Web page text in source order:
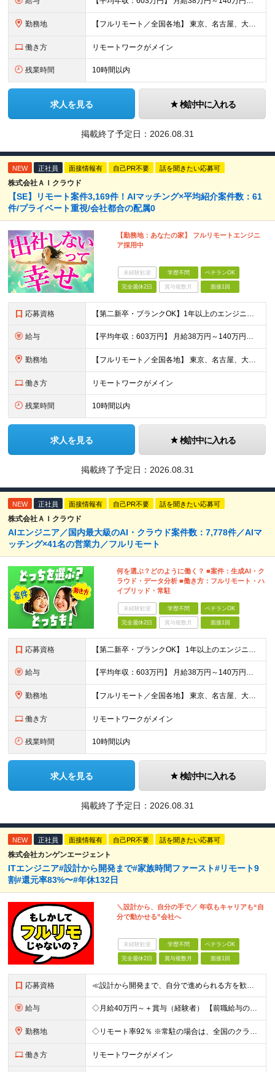
勤務地 【フルリモート／全国各地】 東京、名古屋、大阪、福岡を中心とした全国のプロジェクトにアサイン。 ※プロジェクトは完全選択制です。 ※フルリモート、ハイブリッド型、常駐案件から自由に選択可能です。 ※転
働き方 リモートワークがメイン
残業時間 10時間以内
求人を見る 検討中に入れる
掲載終了予定日： 2026.08.31
NEW 正社員 面接情報有 自己PR不要 話を聞きたい応募可
株式会社ＡＩクラウド
【SE】リモート案件3,169件！AIマッチング×平均紹介案件数：61
件/プライベート重視/会社都合の配属0
【勤務地：あなたの家】 フルリモートエンジニ
ア採用中
未経験歓迎 学歴不問 ベテランOK
完全週休2日 賞与複数月 面接1回
応募資格 【第二新卒・ブランクOK】1年以上のエンジニア経験がある方(開発・インフラ・工程・言語一切不問） 文理・学歴不問 【歓迎条件】 ◆AI・クラウド案件に参画したい方 ◆下流工程から上流工程へステップア
給与 【平均年収：603万円】 月給38万円～140万円＋諸手当（経験者） 【平均年収603万円】 ※案件の契約内容や昇給額などはすべて開示します。 ※経験や能力を考慮し決定します。 ※月給には固定残業
勤務地 【フルリモート／全国各地】 東京、名古屋、大阪、福岡を中心とした全国のプロジェクトにアサイン。 ※プロジェクトは完全選択制です。 ※フルリモート、ハイブリッド型、常駐案件から自由に選択可能です。 ※転
働き方 リモートワークがメイン
残業時間 10時間以内
求人を見る 検討中に入れる
掲載終了予定日： 2026.08.31
NEW 正社員 面接情報有 自己PR不要 話を聞きたい応募可
株式会社ＡＩクラウド
AIエンジニア／国内最大級のAI・クラウド案件数：7,778件／AIマ
ッチング×41名の営業力／フルリモート
何を選ぶ？どのように働く？ ■案件：生成AI・ク
ラウド・データ分析 ■働き方：フルリモート・ハ
イブリッド・常駐
未経験歓迎 学歴不問 ベテランOK
完全週休2日 賞与複数月 面接1回
応募資格 【第二新卒・ブランクOK】 1年以上のエンジニア経験がある方(開発・インフラ・工程・言語一切不問） 文理・学歴不問 【三上さんの事例】 転職前 AWS案件を希望していましたが、資格や評価軸が不明確で
給与 【平均年収：603万円】 月給38万円～140万円＋諸手当（経験者） 【平均年収603万円】 ※案件の契約内容や昇給額などはすべて開示します。 ※経験や能力を考慮し決定します。 ※月給には固定残業
勤務地 【フルリモート／全国各地】 東京、名古屋、大阪、福岡を中心とした全国のプロジェクトにアサイン。 ※プロジェクトは完全選択制です。 ※フルリモート、ハイブリッド型、常駐案件から自由に選択可能です。 ※転
働き方 リモートワークがメイン
残業時間 10時間以内
求人を見る 検討中に入れる
掲載終了予定日： 2026.08.31
NEW 正社員 面接情報有 自己PR不要 話を聞きたい応募可
株式会社カンゲンエージェント
ITエンジニア#設計から開発まで#家族時間ファースト#リモート9
割#還元率83%〜#年休132日
＼設計から、自分の手で／ 年収もキャリアも“自
分で動かせる”会社へ
未経験歓迎 学歴不問 ベテランOK
完全週休2日 賞与複数月 面接1回
応募資格 ≪設計から開発まで、自分で進められる方を歓迎します≫ クライアントの要件をもとに、システムの構成や処理の流れを設計し、 そのまま開発まで形にできる方を想定しています。 ◆学歴不問／言語不問／前職の雇
給与 ◇月給40万円～＋賞与（経験者） 【前職給与の総収入額を保証】 ※上記には固定残業代（30時間分／6万7000円～）が含まれています。超過分は時間外手当を別途支給。 ※試用期間3ヶ月（期間中は契約社員
勤務地 ◇リモート率92％ ※常駐の場合は、全国のクライアント案件にアサイン予定（東京・神奈川・埼玉・千葉・愛知・大阪・福岡メイン） 【拠点】 ◆本社／東京都渋谷区道玄坂1丁目10番8号 渋谷道玄坂東急ビル
働き方 リモートワークがメイン